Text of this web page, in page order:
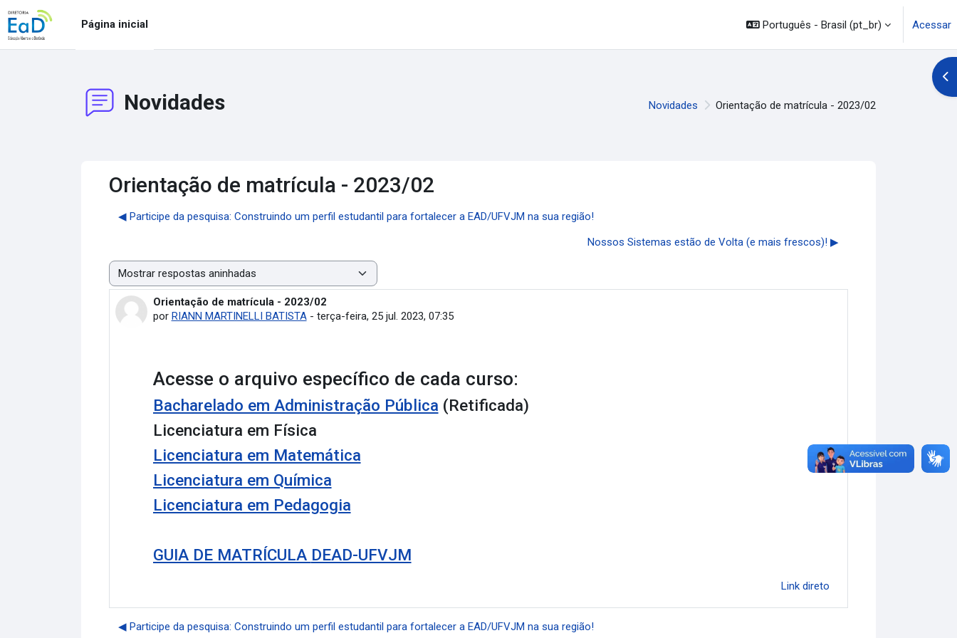
Ir para o conteúdo principal
Página inicial
Português - Brasil ‎(pt_br)‎ Acessar
Novidades Novidades Orientação de matrícula - 2023/02
Orientação de matrícula - 2023/02
◀︎ Participe da pesquisa: Construindo um perfil estudantil para fortalecer a EAD/UFVJM na sua região!
Nossos Sistemas estão de Volta (e mais frescos)! ▶︎
Modo de visualização
Orientação de matrícula - 2023/02
por RIANN MARTINELLI BATISTA- terça-feira, 25 jul. 2023, 07:35
Número de respostas: 0
Acesse o arquivo específico de cada curso:
Bacharelado em Administração Pública (Retificada)
Licenciatura em Física
Licenciatura em Matemática
Licenciatura em Química
Licenciatura em Pedagogia
GUIA DE MATRÍCULA DEAD-UFVJM
Link direto
◀︎ Participe da pesquisa: Construindo um perfil estudantil para fortalecer a EAD/UFVJM na sua região!